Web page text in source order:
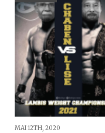
MAI 12TH, 2020